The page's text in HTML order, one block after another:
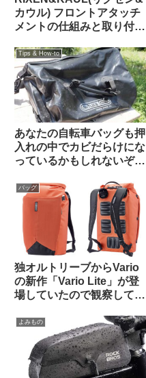
カウル) フロントアタッチ
メントの仕組みと取り付け
Tips & How-to
あなたの自転車バッグも押
入れの中でカビだらけにな
っているかもしれないぞ
っておきたいメンテナン
ス】
バッグ
独オルトリーブからVario
の新作「Vario Lite」が登
場していたので観察してみ
よみもの